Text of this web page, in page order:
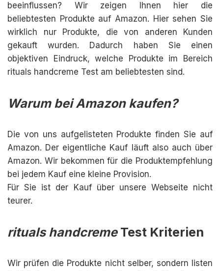
beeinflussen? Wir zeigen Ihnen hier die
beliebtesten Produkte auf Amazon. Hier sehen Sie
wirklich nur Produkte, die von anderen Kunden
gekauft wurden. Dadurch haben Sie einen
objektiven Eindruck, welche Produkte im Bereich
rituals handcreme Test am beliebtesten sind.
Warum bei Amazon kaufen?
Die von uns aufgelisteten Produkte finden Sie auf
Amazon. Der eigentliche Kauf läuft also auch über
Amazon. Wir bekommen für die Produktempfehlung
bei jedem Kauf eine kleine Provision.
Für Sie ist der Kauf über unsere Webseite nicht
teurer.
rituals handcremeTest Kriterien
Wir prüfen die Produkte nicht selber, sondern listen